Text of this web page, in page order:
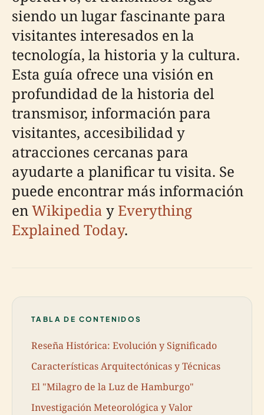
siendo un lugar fascinante para
visitantes interesados en la
tecnología, la historia y la cultura.
Esta guía ofrece una visión en
profundidad de la historia del
transmisor, información para
visitantes, accesibilidad y
atracciones cercanas para
ayudarte a planificar tu visita. Se
puede encontrar más información
enWikipedia y Everything
Explained Today.
TABLA DE CONTENIDOS
Reseña Histórica: Evolución y Significado
Características Arquitectónicas y Técnicas
El "Milagro de la Luz de Hamburgo"
Investigación Meteorológica y Valor